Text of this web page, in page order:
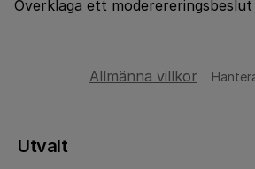
Överklaga ett moderereringsbeslut
Allmänna villkor
Utvalt